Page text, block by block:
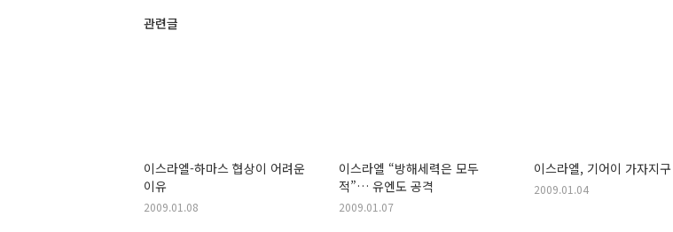
관련글
이스라엘-하마스 협상이 어려운
이유
2009.01.08
이스라엘 “방해세력은 모두
적”… 유엔도 공격
2009.01.07
이스라엘, 기어이 가자지
2009.01.04